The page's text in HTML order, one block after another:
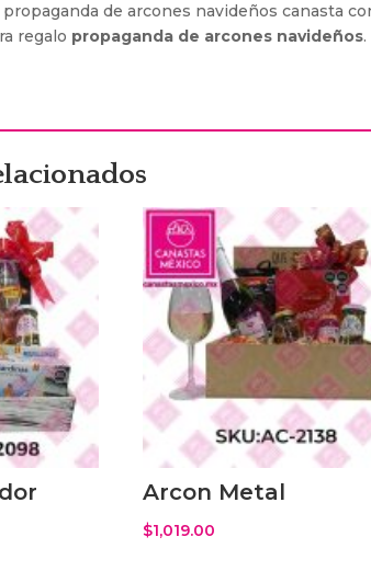
propaganda de arcones navideños canasta
regalo propaganda de arcones navideños.
Arcon Metal
$1,019.00